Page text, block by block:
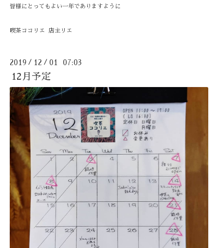
皆様にとってもよい一年でありますように
喫茶ココリエ 店主リエ
2019 / 12 / 01 07:03
12月予定